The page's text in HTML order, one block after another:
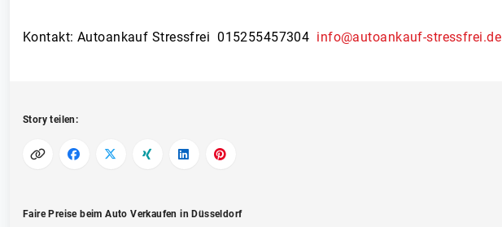
Kontakt: Autoankauf Stressfrei 015255457304 info@autoankauf-stressfrei.de
Story teilen:
Faire Preise beim Auto Verkaufen in Düsseldorf